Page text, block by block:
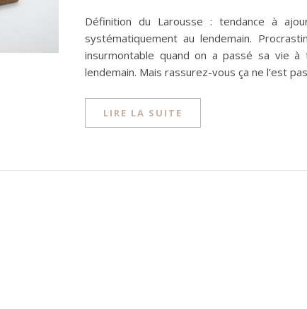
Définition du Larousse : tendance à
systématiquement au lendemain.
insurmontable quand on a passé sa vie
lendemain. Mais rassurez-vous ça ne l’est
LIRE LA SUITE